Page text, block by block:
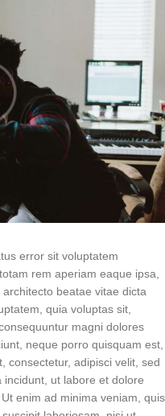
error sit voluptatem
rem aperiam eaque ipsa,
beatae vitae dicta
quia voluptas sit,
magni dolores
neque porro quisquam est,
consectetur, adipisci velit, sed
ut labore et dolore
enim ad minima veniam, quis